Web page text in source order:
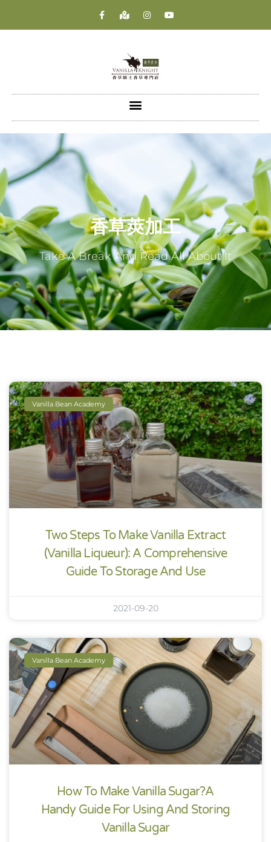
香草莢加工
Take A Break And Read All About It
Vanilla Bean Academy
Two Steps To Make Vanilla Extract
(Vanilla Liqueur): A Comprehensive
Guide To Storage And Use
2021-09-20
Vanilla Bean Academy
How To Make Vanilla Sugar?A
Handy Guide For Using And Storing
Vanilla Sugar